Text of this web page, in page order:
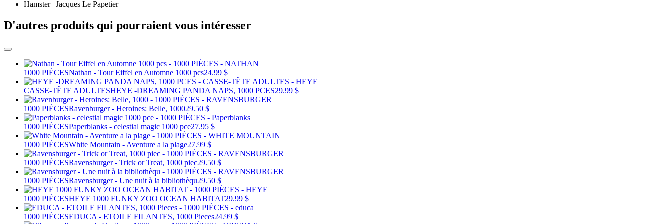
Hamster | Jacques Le Papetier
D'autres produits qui pourraient vous intéresser
1000 PIÈCESNathan - Tour Eiffel en Automne 1000 pcs24.99 $
CASSE-TÊTE ADULTESHEYE -DREAMING PANDA NAPS, 1000 PCES29.99 $
1000 PIÈCESRavenburger - Heroines: Belle, 100029.50 $
1000 PIÈCESPaperblanks - celestial magic 1000 pce27.95 $
1000 PIÈCESWhite Mountain - Aventure a la plage27.99 $
1000 PIÈCESRavensburger - Trick or Treat, 1000 piec29.50 $
1000 PIÈCESRavensburger - Une nuit à la bibliothèqu29.50 $
1000 PIÈCESHEYE 1000 FUNKY ZOO OCEAN HABITAT29.99 $
1000 PIÈCESEDUCA - ETOILE FILANTES, 1000 Pieces24.99 $